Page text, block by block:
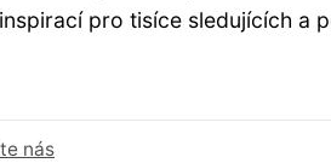
pro tisíce sledujících a
nás